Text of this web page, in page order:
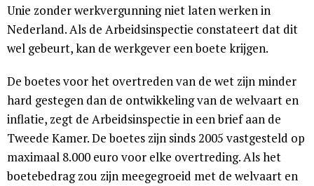
Unie zonder werkvergunning niet laten werken in
Nederland. Als de Arbeidsinspectie constateert dat dit
wel gebeurt, kan de werkgever een boete krijgen.
De boetes voor het overtreden van de wet zijn minder
hard gestegen dan de ontwikkeling van de welvaart en
inflatie, zegt de Arbeidsinspectie in een brief aan de
Tweede Kamer. De boetes zijn sinds 2005 vastgesteld op
maximaal 8.000 euro voor elke overtreding. Als het
boetebedrag zou zijn meegegroeid met de welvaart en